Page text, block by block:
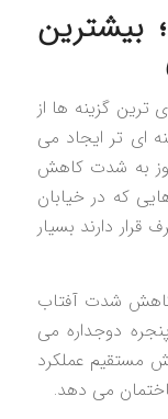
بیشترین
گزینه ها از
ای تر ایجاد می
به شدت کاهش
که در خیابان
دارند بسیار
شدت آفتاب
دوجداره می
مستقیم عملکرد
می دهد.